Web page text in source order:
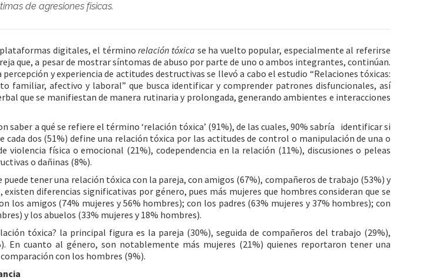
de agresiones físicas.
plataformas digitales, el términorelación tóxica se ha vuelto popular, especialmente al referirse
que, a pesar de mostrar síntomas de abuso por parte de uno o ambos integrantes, continúan.
y experiencia de actitudes destructivas se llevó a cabo el estudio “Relaciones tóxicas:
familiar, afectivo y laboral” que busca identificar y comprender patrones disfuncionales, así
que se manifiestan de manera rutinaria y prolongada, generando ambientes e interacciones
saber a qué se refiere el término ‘relación tóxica’ (91%), de las cuales, 90% sabría identificar si
cada dos (51%) define una relación tóxica por las actitudes de control o manipulación de una o
violencia física o emocional (21%), codependencia en la relación (11%), discusiones o peleas
o dañinas (8%).
puede tener una relación tóxica con la pareja, con amigos (67%), compañeros de trabajo (53%) y
existen diferencias significativas por género, pues más mujeres que hombres consideran que se
los amigos (74% mujeres y 56% hombres); con los padres (63% mujeres y 37% hombres); con
y los abuelos (33% mujeres y 18% hombres).
tóxica? la principal figura es la pareja (30%), seguida de compañeros del trabajo (29%),
En cuanto al género, son notablemente más mujeres (21%) quienes reportaron tener una
con los hombres (9%).